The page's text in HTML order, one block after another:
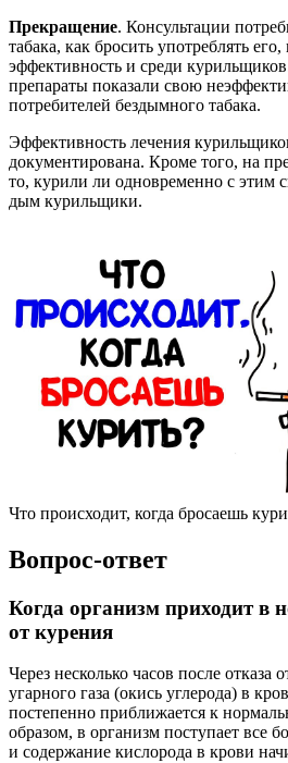
Прекращение. Консультации
табака, как бросить употреблять
эффективность и среди
препараты показали свою
потребителей бездымного табака.
Эффективность лечения
документирована. Кроме того, на
то, курили ли одновременно с этим
дым курильщики.
Что происходит, когда бросаешь
Вопрос-ответ
Когда организм приходит в
от курения
Через несколько часов после отказа
угарного газа (окись углерода) в
постепенно приближается к
образом, в организм поступает все
и содержание кислорода в крови